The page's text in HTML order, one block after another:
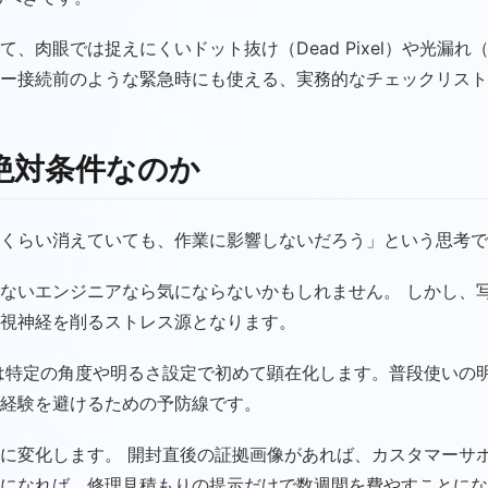
、肉眼では捉えにくいドット抜け（Dead Pixel）や光漏
接続前のような緊急時にも使える、実務的なチェックリス
対条件なのか
らい消えていても、作業に影響しないだろう」という思考
いエンジニアなら気にならないかもしれません。 しかし
神経を削るストレス源となります。
定の角度や明るさ設定で初めて顕在化します。普段使い
験を避けるための予防線です。
変化します。 開封直後の証拠画像があれば、カスタマー